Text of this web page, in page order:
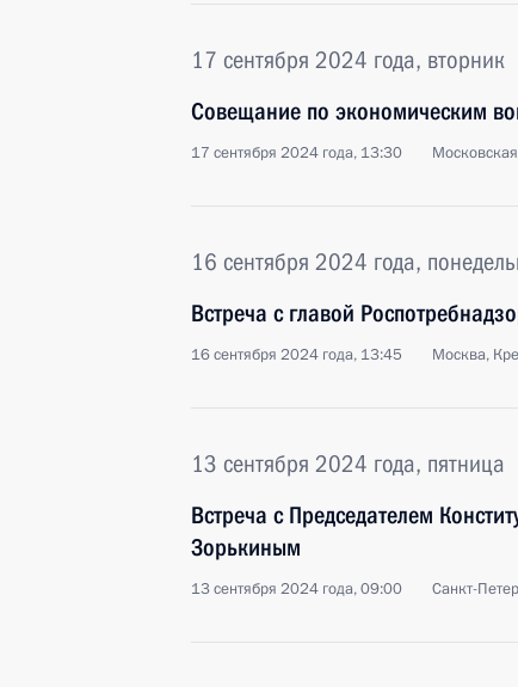
17 сентября 2024 года, вторник
Совещание по экономическим
17 сентября 2024 года, 13:30
16 сентября 2024 года,
Встреча с главой
16 сентября 2024 года, 13:45 Москва,
13 сентября 2024 года, пятница
Встреча с Председателем
Зорькиным
13 сентября 2024 года, 09:00 Санкт-